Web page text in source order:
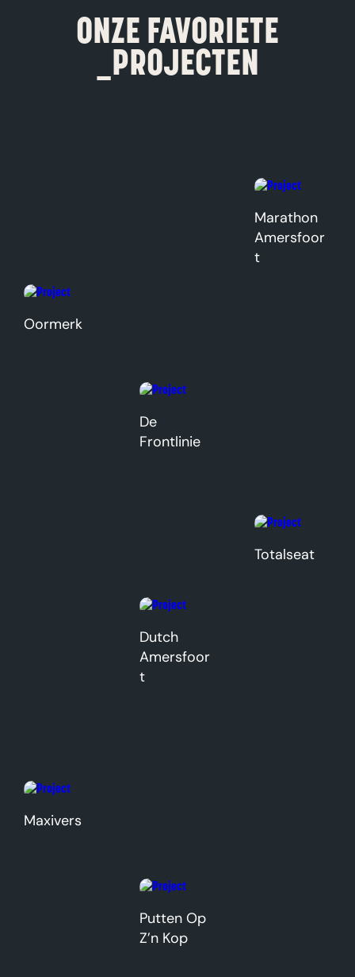
ONZE FAVORIETE
_PROJECTEN
Marathon
Amersfoor
t
Oormerk
De
Frontlinie
Totalseat
Dutch
Amersfoor
t
Maxivers
Putten Op
Z’n Kop